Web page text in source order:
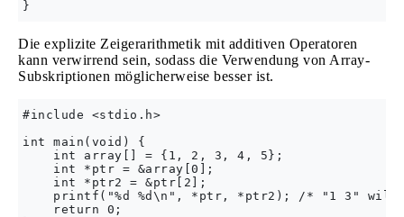
Die explizite Zeigerarithmetik mit additiven Operatoren
kann verwirrend sein, sodass die Verwendung von Array-
Subskriptionen möglicherweise besser ist.
#include <stdio.h>
int main(void) {
    int array[] = {1, 2, 3, 4, 5};
    int *ptr = &array[0];
    int *ptr2 = &ptr[2];
printf("%d %d\n", *ptr, *ptr2); /* "1 3" will
    return 0;